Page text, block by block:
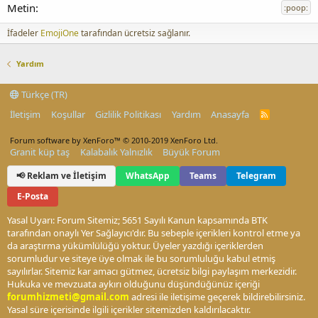
:poop:
İfadeler EmojiOnetarafından ücretsiz sağlanır.
Yardım
Türkçe (TR)
İletişim
Koşullar Gizlilik Politikası Yardım Anasayfa
R
Forum software by XenForo™ © 2010-2019 XenForo Ltd.
Granit küp taş Kalabalık Yalnızlık Büyük Forum
📢 Reklam ve İletişim WhatsApp Teams
Telegram
E-Posta
Yasal Uyarı: Forum Sitemiz; 5651 Sayılı Kanun kapsamında BTK
tarafından onaylı Yer Sağlayıcı'dır. Bu sebeple içerikleri kontrol etme ya
da araştırma yükümlülüğü yoktur. Üyeler yazdığı içeriklerden
sorumludur ve siteye üye olmak ile bu sorumluluğu kabul etmiş
sayılırlar. Sitemiz kar amacı gütmez, ücretsiz bilgi paylaşım merkezidir.
Hukuka ve mevzuata aykırı olduğunu düşündüğünüz içeriği
forumhizmeti@gmail.com adresi ile iletişime geçerek bildirebilirsiniz.
Yasal süre içerisinde ilgili içerikler sitemizden kaldırılacaktır.